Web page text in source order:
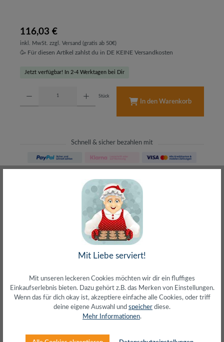
116,03 €
inkl. MwSt. zzgl. Versand (gratis ab 50€)
🥳 Für diesen Artikel zahlst du in DE KEINE Versandkosten
Jetzt verfügbar! In 2-4 Werktagen bei Dir
Stück
In den Warenkorb
Schnell & sicher bezahlen mit
Schneller Versand
meist direkt aus Waiblingen
30 Tage Rückgaberecht
ohne Risiko bestellen
– Frag den Profi!
kostenlos und persönlich
Über 20+ Jahre Erfahrung
wir wissen von was wir sprechen
Mit Liebe serviert!
Mit unseren leckeren Cookies möchten wir dir ein fluffiges
Einkaufserlebnis bieten. Dazu gehört z.B. das Merken von Einstellungen.
Wenn das für dich okay ist, akzeptiere einfache alle Cookies, oder triff
deine eigene Auswahl und speicher diese.
Mehr Informationen.